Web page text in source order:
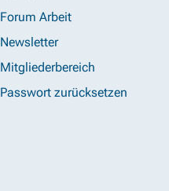
Forum Arbeit
Newsletter
Mitgliederbereich
Passwort zurücksetzen